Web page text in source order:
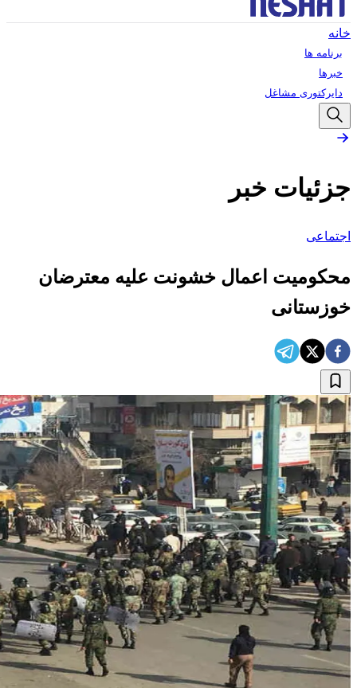
خانه
برنامه ها
خبرها
دایرکتوری مشاغل
جزئیات خبر
اجتماعی
محکومیت اعمال خشونت علیه معترضان
خوزستانی